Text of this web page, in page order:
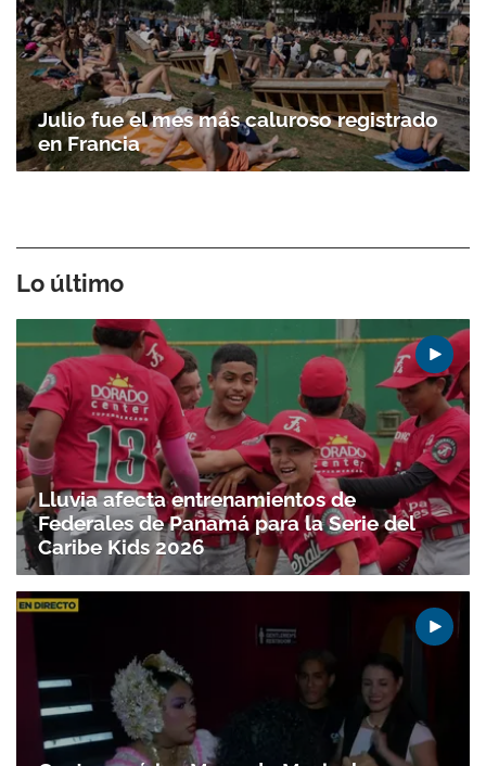
Julio fue el mes más caluroso registrado
en Francia
Lo último
Lluvia afecta entrenamientos de
Federales de Panamá para la Serie del
Caribe Kids 2026